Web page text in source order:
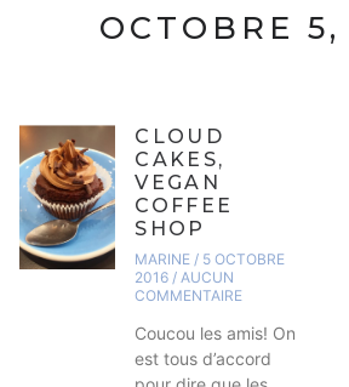
OCTOBRE 5,
CLOUD
CAKES,
VEGAN
COFFEE
SHOP
MARINE 5 OCTOBRE
2016 AUCUN
COMMENTAIRE
Coucou les amis! On
est tous d’accord